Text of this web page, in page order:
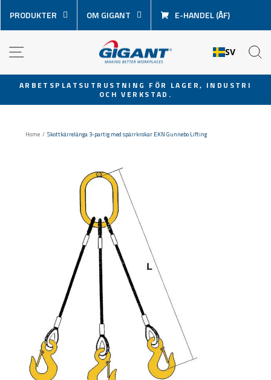
över
innehåll
PRODUKTER OM GIGANT E-HANDEL (ÅF)
SV
Pausa
ARBETSPLATSUTRUSTNING FÖR LAGER, INDUSTRI
OCH VERKSTAD.
Home / Skottkärrelänga 3-partig med spärrkrokar EKN Gunnebo Lifting